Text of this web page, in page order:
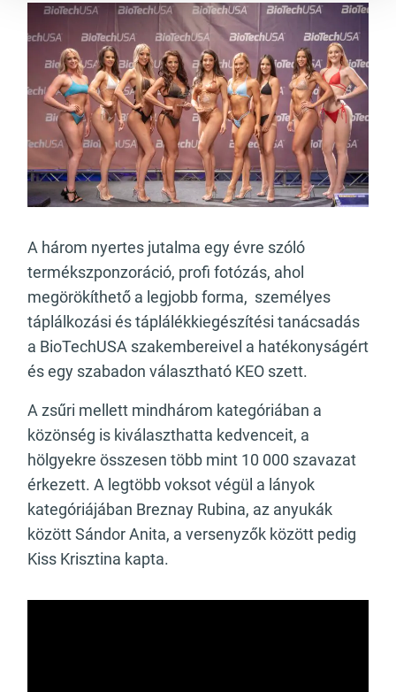
A három nyertes jutalma egy évre szóló
termékszponzoráció, profi fotózás, ahol
megörökíthető a legjobb forma, személyes
táplálkozási és táplálékkiegészítési tanácsadás
a BioTechUSA szakembereivel a hatékonyságért
és egy szabadon választható KEO szett.
A zsűri mellett mindhárom kategóriában a
közönség is kiválaszthatta kedvenceit, a
hölgyekre összesen több mint 10 000 szavazat
érkezett. A legtöbb voksot végül a lányok
kategóriájában Breznay Rubina, az anyukák
között Sándor Anita, a versenyzők között pedig
Kiss Krisztina kapta.